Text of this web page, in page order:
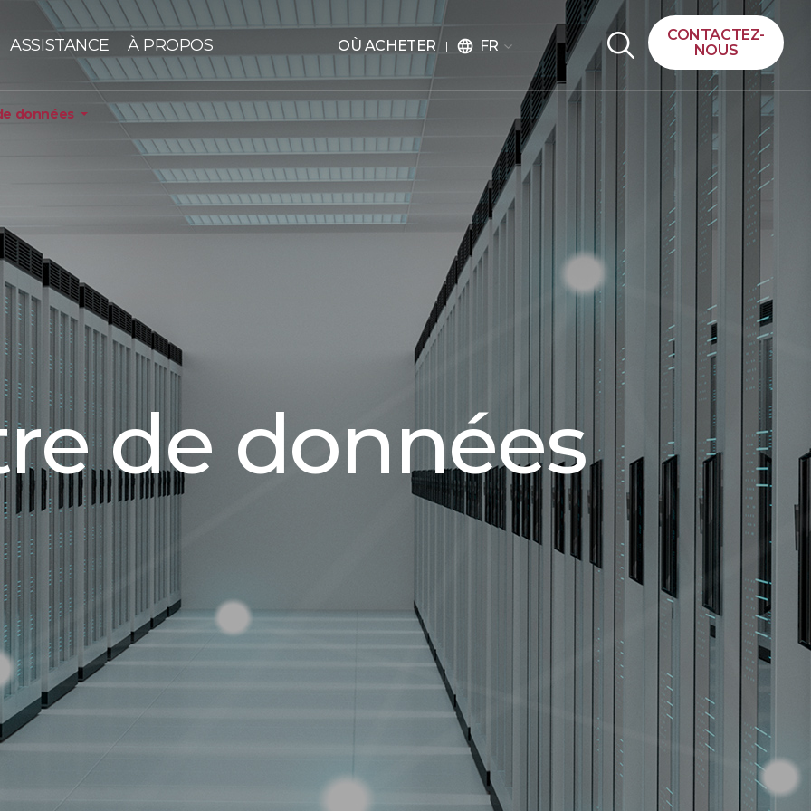
ASSISTANCE À PROPOS OÙ ACHETER language FR
CONTACTEZ-
NOUS
données
de données